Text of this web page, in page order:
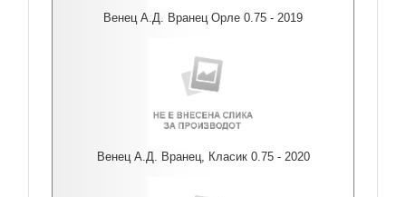
Венец А.Д. Вранец Орле 0.75 - 2019
Венец А.Д. Вранец, Класик 0.75 - 2020